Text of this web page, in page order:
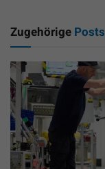
Zugehörige Posts